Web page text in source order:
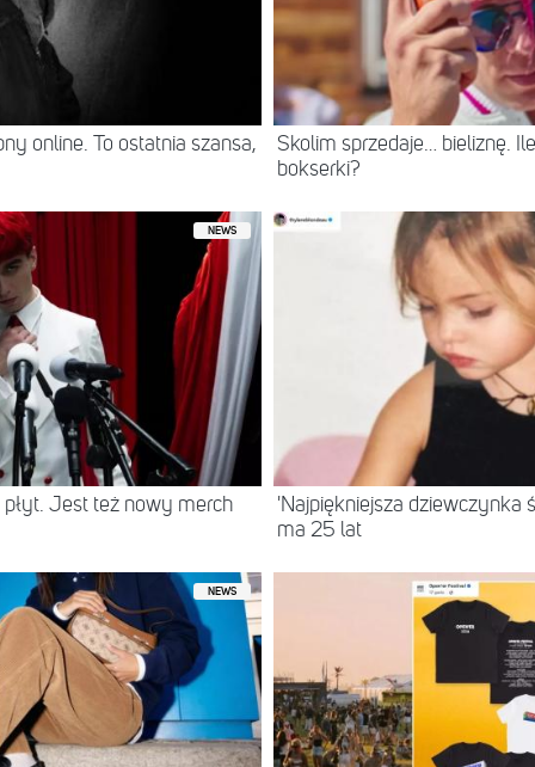
online. To ostatnia szansa,
Skolim sprzedaje… bieliznę.
bokserki?
NEWS
płyt. Jest też nowy merch
'Najpiękniejsza dziewczynka
ma 25 lat
NEWS